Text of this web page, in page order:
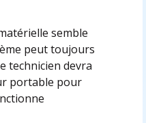
semble
peut toujours
technicien devra
portable pour